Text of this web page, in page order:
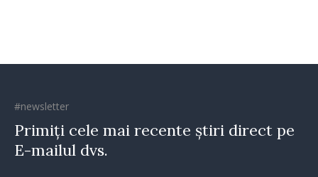
#newsletter
Primiți cele mai recente știri direct pe
E-mailul dvs.